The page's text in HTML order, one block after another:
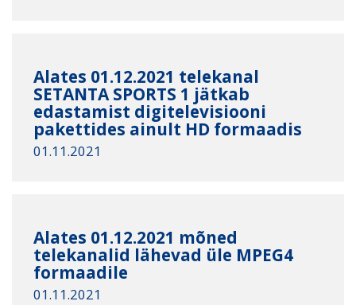
Alates 01.12.2021 telekanal
SETANTA SPORTS 1 jätkab
edastamist digitelevisiooni
pakettides ainult HD formaadis
01.11.2021
Alates 01.12.2021 mõned
telekanalid lähevad üle MPEG4
formaadile
01.11.2021